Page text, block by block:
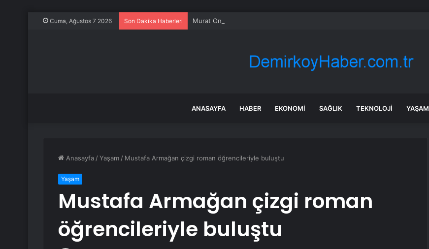
Cuma, Ağustos 7 2026 Son Dakika Haberleri Murat Ongun CHP’den istifa etti
ANASAYFA HABER EKONOMI SAĞLIK TEKNOLOJI YAŞAM
Anasayfa /Yaşam / Mustafa Armağan çizgi roman öğrencileriyle buluştu
Yaşam
Mustafa Armağan çizgi roman
öğrencileriyle buluştu